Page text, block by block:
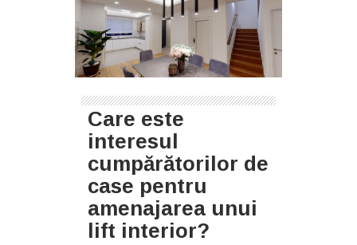
Care este
interesul
cumpărătorilor de
case pentru
amenajarea unui
lift interior?